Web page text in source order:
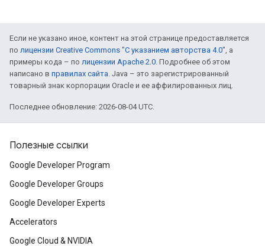
Если не указано иное, контент на этой странице предоставляется
по лицензии Creative Commons "С указанием авторства 4.0", а
примеры кода – по лицензии Apache 2.0. Подробнее об этом
написано в правилах сайта. Java – это зарегистрированный
товарный знак корпорации Oracle и ее аффилированных лиц.
Последнее обновление: 2026-08-04 UTC.
Полезные ссылки
Google Developer Program
Google Developer Groups
Google Developer Experts
Accelerators
Google Cloud & NVIDIA